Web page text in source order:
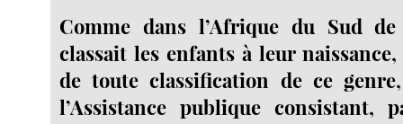
Comme dans l’Afrique du Sud
classait les enfants à leur naissance,
de toute classification de ce
l’Assistance publique consistant,